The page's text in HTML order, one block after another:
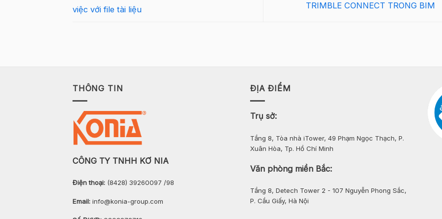
việc với file tài liệu
TRIMBLE CONNECT TRONG BIM
THÔNG TIN
CÔNG TY TNHH KƠ NIA
Điện thoại: (8428) 39260097 /98
Email: info@konia-group.com
ĐỊA ĐIỂM
Trụ sở:
Tầng 8, Tòa nhà iTower, 49 Phạm Ngọc Thạch, P.
Xuân Hòa, Tp. Hồ Chí Minh
Văn phòng miền Bắc:
Tầng 8, Detech Tower 2 - 107 Nguyễn Phong Sắc,
P. Cầu Giấy, Hà Nội